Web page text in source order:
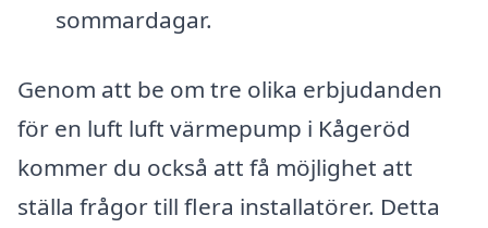
sommardagar.
Genom att be om tre olika erbjudanden
för en luft luft värmepump i Kågeröd
kommer du också att få möjlighet att
ställa frågor till flera installatörer. Detta